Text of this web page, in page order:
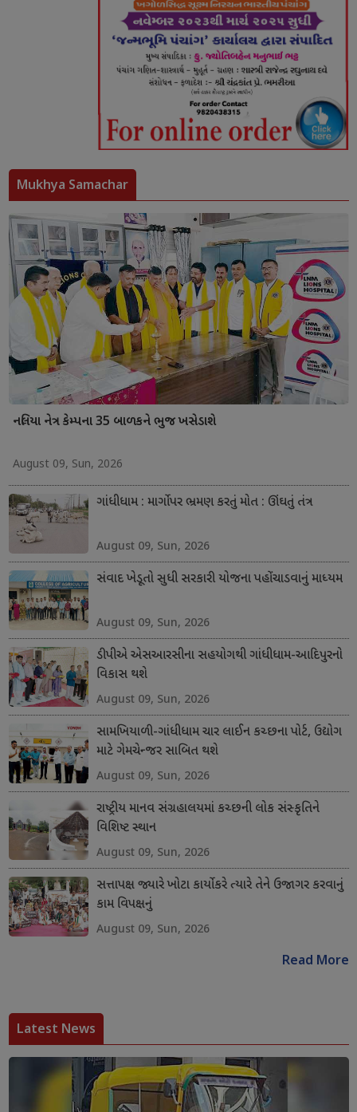
Mukhya Samachar
નલિયા નેત્ર કેમ્પના 35 બાળકને ભુજ ખસેડાશે
August 09, Sun, 2026
ગાંધીધામ : માર્ગો પર ભ્રમણ કરતું મોત : ઊંઘતું તંત્ર
August 09, Sun, 2026
સંવાદ ખેડૂતો સુધી સરકારી યોજના પહોંચાડવાનું માધ્યમ
August 09, Sun, 2026
ડીપીએ એસઆરસીના સહયોગથી ગાંધીધામ-આદિપુરનો
વિકાસ થશે
August 09, Sun, 2026
સામખિયાળી-ગાંધીધામ ચાર લાઈન કચ્છના પોર્ટ, ઉદ્યોગ
માટે ગેમચેન્જર સાબિત થશે
August 09, Sun, 2026
રાષ્ટ્રીય માનવ સંગ્રહાલયમાં કચ્છની લોક સંસ્કૃતિને
વિશિષ્ટ સ્થાન
August 09, Sun, 2026
સત્તાપક્ષ જ્યારે ખોટા કાર્યો કરે ત્યારે તેને ઉજાગર કરવાનું
કામ વિપક્ષનું
August 09, Sun, 2026
Read More
Latest News